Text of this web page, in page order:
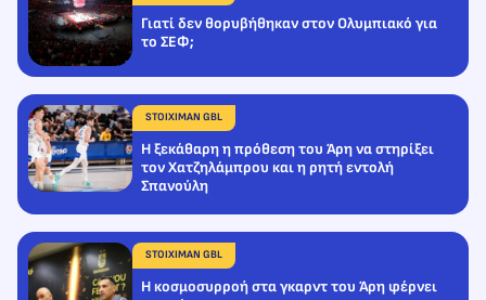
Γιατί δεν θορυβήθηκαν στον Ολυμπιακό για
το ΣΕΦ;
STOIXIMAN GBL
Η ξεκάθαρη η πρόθεση του Άρη να στηρίξει
τον Χατζηλάμπρου και η ρητή εντολή
Σπανούλη
STOIXIMAN GBL
Η κοσμοσυρροή στα γκαρντ του Άρη φέρνει